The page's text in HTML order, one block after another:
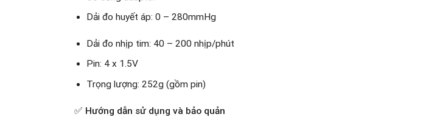
Dải đo huyết áp: 0 – 280mmHg
Dải đo nhịp tim: 40 – 200 nhịp/phút
Pin: 4 x 1.5V
Trọng lượng: 252g (gồm pin)
✅ Hướng dẫn sử dụng và bảo quản